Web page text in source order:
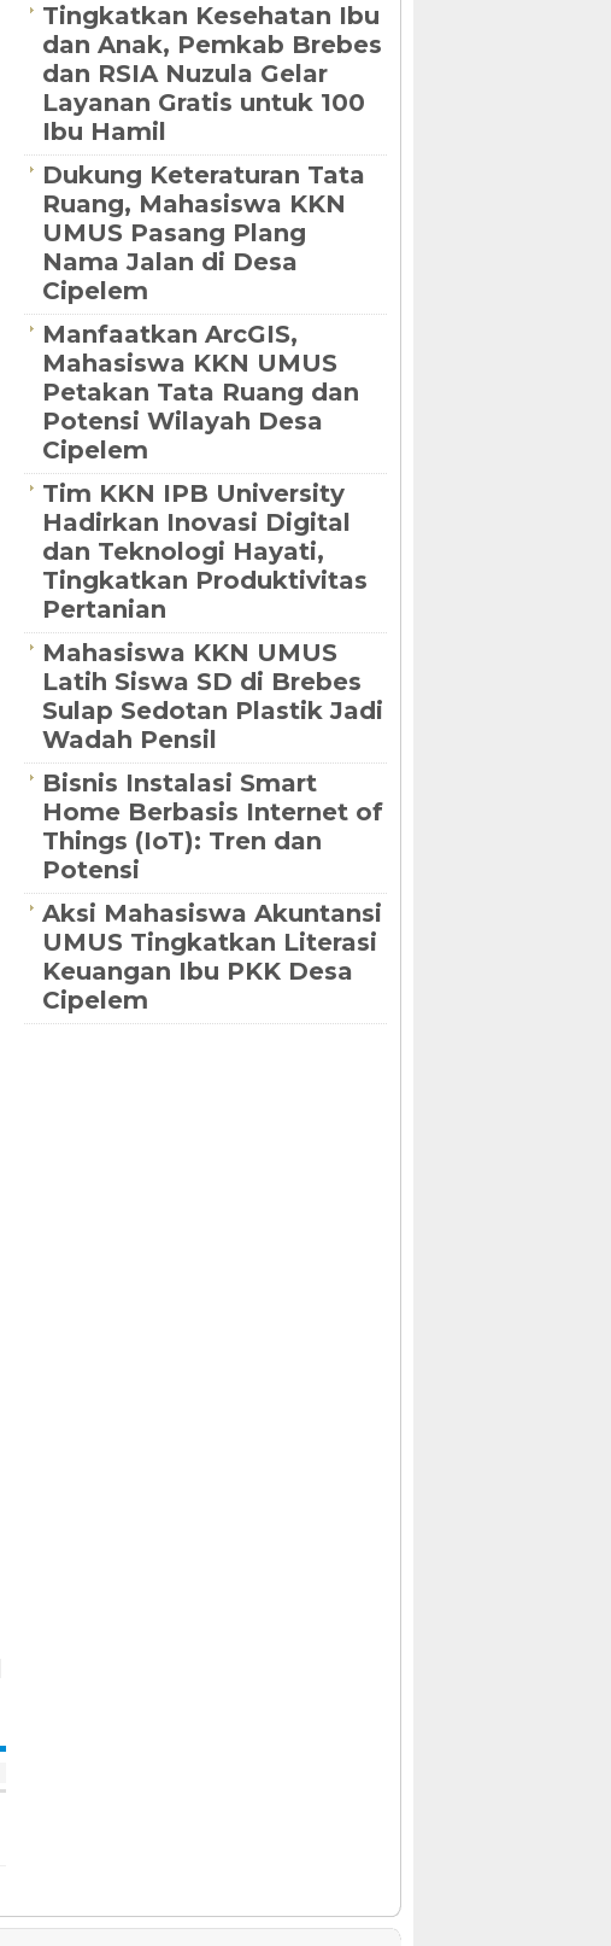
Tingkatkan Kesehatan Ibu
dan Anak, Pemkab Brebes
dan RSIA Nuzula Gelar
Layanan Gratis untuk 100
Ibu Hamil
Dukung Keteraturan Tata
Ruang, Mahasiswa KKN
UMUS Pasang Plang
Nama Jalan di Desa
Cipelem
Manfaatkan ArcGIS,
Mahasiswa KKN UMUS
Petakan Tata Ruang dan
Potensi Wilayah Desa
Cipelem
Tim KKN IPB University
Hadirkan Inovasi Digital
dan Teknologi Hayati,
Tingkatkan Produktivitas
Pertanian
Mahasiswa KKN UMUS
Latih Siswa SD di Brebes
Sulap Sedotan Plastik Jadi
Wadah Pensil
Bisnis Instalasi Smart
Home Berbasis Internet of
Things (IoT): Tren dan
Potensi
Aksi Mahasiswa Akuntansi
UMUS Tingkatkan Literasi
Keuangan Ibu PKK Desa
Cipelem